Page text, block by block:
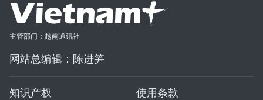
主管部门：越南通讯社
网站总编辑：陈进笋
知识产权
使用条款